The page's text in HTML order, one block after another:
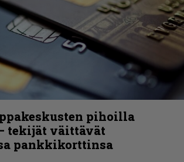
pihoilla
tekijät väittävät
pankkikorttinsa